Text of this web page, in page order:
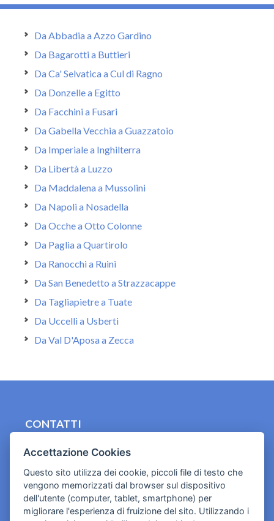
Da Abbadia a Azzo Gardino
Da Bagarotti a Buttieri
Da Ca' Selvatica a Cul di Ragno
Da Donzelle a Egitto
Da Facchini a Fusari
Da Gabella Vecchia a Guazzatoio
Da Imperiale a Inghilterra
Da Libertà a Luzzo
Da Maddalena a Mussolini
Da Napoli a Nosadella
Da Ocche a Otto Colonne
Da Paglia a Quartirolo
Da Ranocchi a Ruini
Da San Benedetto a Strazzacappe
Da Tagliapietre a Tuate
Da Uccelli a Usberti
Da Val D'Aposa a Zecca
CONTATTI
Cookies e informativa privacy
Accettazione Cookies
Questo sito utilizza dei cookie, piccoli file di testo che
vengono memorizzati dal browser sul dispositivo
dell'utente (computer, tablet, smartphone) per
migliorare l'esperienza di fruizione del sito. Utilizzando i